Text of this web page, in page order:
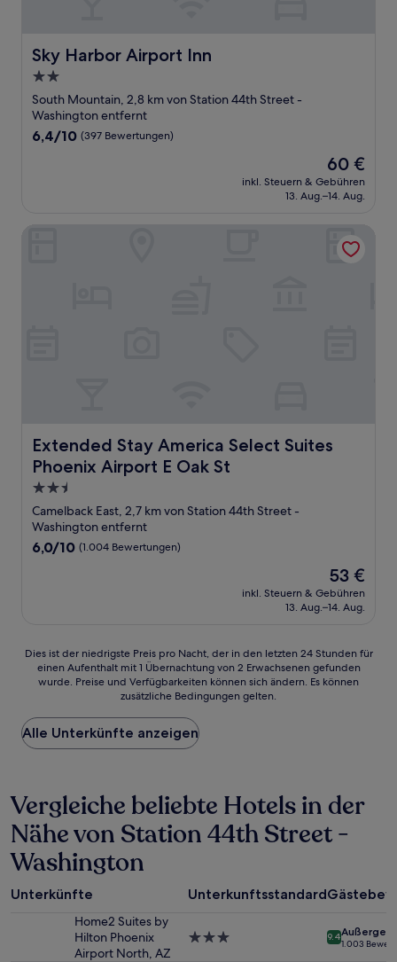
Sky Harbor Airport Inn
Sky Harbor Airport Inn
2.0-
Sterne-
Unterkunft
South Mountain, 2,8 km von Station 44th Street -
Washington entfernt
6.4
6,4/10 (397 Bewertungen)
Der
Preis
beträgt
60 €
inkl. Steuern & Gebühren
13. Aug.–14. Aug.
Extended Stay America Select Suites
Phoenix Airport E Oak St
Extended Stay America Select Suites Phoenix Airport E
2.5-
Sterne-
Unterkunft
Camelback East, 2,7 km von Station 44th Street -
Washington entfernt
6.0
6,0/10 (1.004 Bewertungen)
Der
Preis
beträgt
53 €
inkl. Steuern & Gebühren
13. Aug.–14. Aug.
Extended Stay America Select Suites Phoenix Airport E
Dies
der
Preis
pro
Nacht,
den
letzten
24 Stunden
für
einen
mit
2 Erwachsenen
gefunden
Dies ist der niedrigste Preis pro Nacht, der in den letzten 24 Stunden für
einen Aufenthalt mit 1 Übernachtung von 2 Erwachsenen gefunden
wurde. Preise und Verfügbarkeiten können sich ändern. Es können
zusätzliche Bedingungen gelten.
Alle Unterkünfte anzeigen
Vergleiche beliebte Hotels in der
Nähe von Station 44th Street -
Washington
Unterkünfte Unterkunftsstandard
Home2 Suites by
Hilton Phoenix
Airport North, AZ
3.0-
9.4
1.003